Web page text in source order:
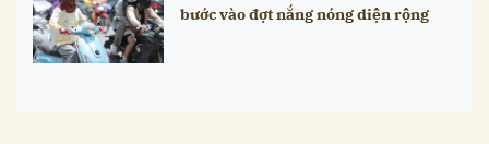
bước vào đợt nắng nóng diện rộng